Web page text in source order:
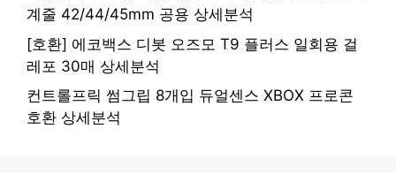
계줄 42/44/45mm 공용 상세분석
[호환] 에코백스 디봇 오즈모 T9 플러스 일회용 걸
레포 30매 상세분석
컨트롤프릭 썸그립 8개입 듀얼센스 XBOX 프로콘
호환 상세분석